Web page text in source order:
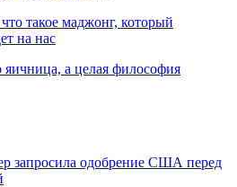
такое маджонг, который
на нас
а целая философия
запросила одобрение США перед